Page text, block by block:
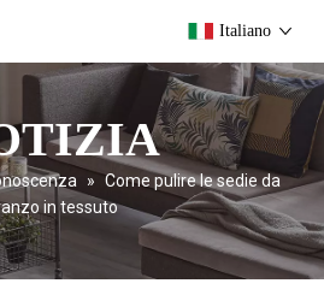
Italiano
» Come pulire le sedie da
in tessuto